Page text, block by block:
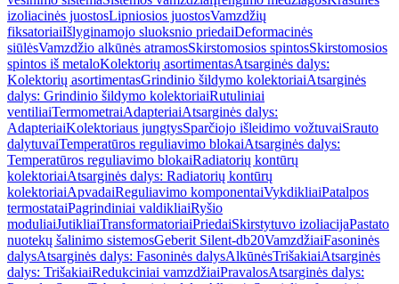
izoliacinės juostosLipniosios juostosVamzdžių
fiksatoriaiIšlyginamojo sluoksnio priedaiDeformacinės
siūlėsVamzdžio alkūnės atramosSkirstomosios spintosSkirstomosios
spintos iš metaloKolektorių asortimentasAtsarginės dalys:
Kolektorių asortimentasGrindinio šildymo kolektoriaiAtsarginės
dalys: Grindinio šildymo kolektoriaiRutuliniai
ventiliaiTermometraiAdapteriaiAtsarginės dalys:
AdapteriaiKolektoriaus jungtysSparčiojo išleidimo vožtuvaiSrauto
dalytuvaiTemperatūros reguliavimo blokaiAtsarginės dalys:
Temperatūros reguliavimo blokaiRadiatorių kontūrų
kolektoriaiAtsarginės dalys: Radiatorių kontūrų
kolektoriaiApvadaiReguliavimo komponentaiVykdikliaiPatalpos
termostataiPagrindiniai valdikliaiRyšio
moduliaiJutikliaiTransformatoriaiPriedaiSkirstytuvo izoliacijaPastato
nuotekų šalinimo sistemosGeberit Silent-db20VamzdžiaiFasoninės
dalysAtsarginės dalys: Fasoninės dalysAlkūnėsTrišakiaiAtsarginės
dalys: TrišakiaiRedukciniai vamzdžiaiPravalosAtsarginės dalys: